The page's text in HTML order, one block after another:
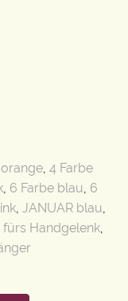
, 4 Farbe
, 6 Farbe blau, 6
, JANUAR blau,
Handgelenk,